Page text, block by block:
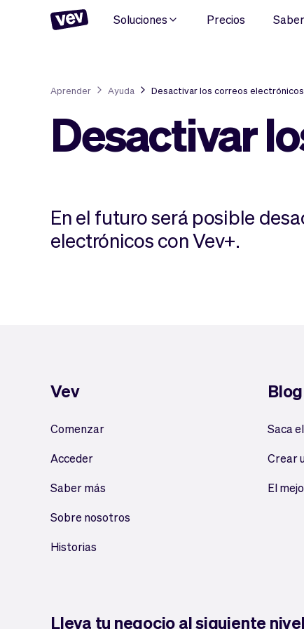
Soluciones Precios
Aprender Ayuda Desactivar los correos electrónicos
Desactivar
En el futuro será posible
electrónicos con Vev+.
Vev
Comenzar
Acceder
Saber más
Sobre nosotros
Historias
Blog
Saca
Crear
El
Lleva tu negocio al siguiente